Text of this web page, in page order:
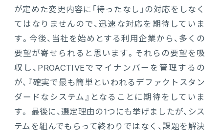
が定めた変更内容に「待ったなし」の対応をしなく
てはなりませんので、迅速な対応を期待していま
す。今後、当社を始めとする利用企業から、多くの
要望が寄せられると思います。それらの要望を吸
収し、PROACTIVEでマイナンバーを管理するの
が、『確実で最も簡単といわれるデファクトスタン
ダードなシステム』となることに期待をしていま
す。 最後に、選定理由の1つにも挙げましたが、シス
テムを組んでもらって終わりではなく、課題を解決